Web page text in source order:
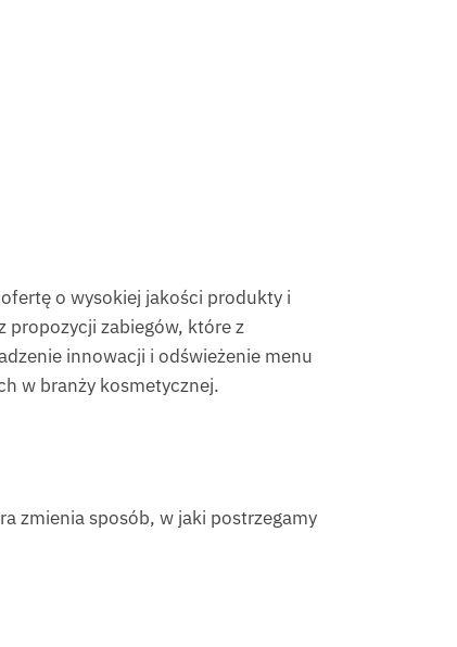
o wysokiej jakości produkty i
zabiegów, które z
innowacji i odświeżenie menu
w branży kosmetycznej.
zmienia sposób, w jaki postrzegamy